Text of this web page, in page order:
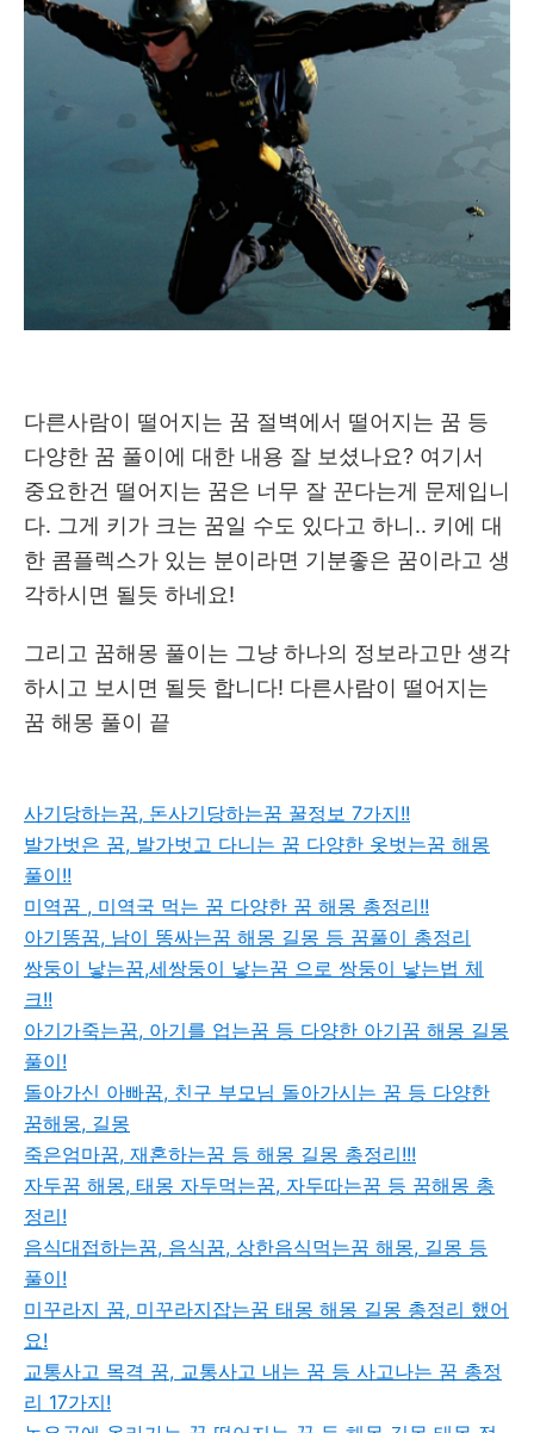
다른사람이 떨어지는 꿈 절벽에서 떨어지는 꿈 등
다양한 꿈 풀이에 대한 내용 잘 보셨나요? 여기서
중요한건 떨어지는 꿈은 너무 잘 꾼다는게 문제입니
다. 그게 키가 크는 꿈일 수도 있다고 하니.. 키에 대
한 콤플렉스가 있는 분이라면 기분좋은 꿈이라고 생
각하시면 될듯 하네요!
그리고 꿈해몽 풀이는 그냥 하나의 정보라고만 생각
하시고 보시면 될듯 합니다! 다른사람이 떨어지는
꿈 해몽 풀이 끝
사기당하는꿈, 돈사기당하는꿈 꿀정보 7가지!!
발가벗은 꿈, 발가벗고 다니는 꿈 다양한 옷벗는꿈 해몽
풀이!!
미역꿈 , 미역국 먹는 꿈 다양한 꿈 해몽 총정리!!
아기똥꿈, 남이 똥싸는꿈 해몽 길몽 등 꿈풀이 총정리
쌍둥이 낳는꿈,세쌍둥이 낳는꿈 으로 쌍둥이 낳는법 체
크!!
아기가죽는꿈, 아기를 업는꿈 등 다양한 아기꿈 해몽 길몽
풀이!
돌아가신 아빠꿈, 친구 부모님 돌아가시는 꿈 등 다양한
꿈해몽, 길몽
죽은엄마꿈, 재혼하는꿈 등 해몽 길몽 총정리!!!
자두꿈 해몽, 태몽 자두먹는꿈, 자두따는꿈 등 꿈해몽 총
정리!
음식대접하는꿈, 음식꿈, 상한음식먹는꿈 해몽, 길몽 등
풀이!
미꾸라지 꿈, 미꾸라지잡는꿈 태몽 해몽 길몽 총정리 했어
요!
교통사고 목격 꿈, 교통사고 내는 꿈 등 사고나는 꿈 총정
리 17가지!